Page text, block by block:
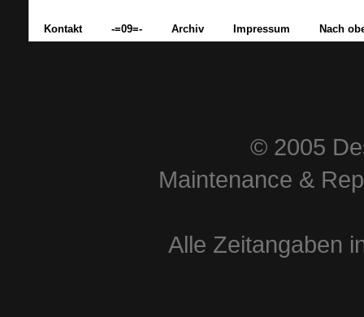
Kontakt -=09=- Archiv Impressum Nach
© 2005
Maintenance &
Alle Zeitangaben